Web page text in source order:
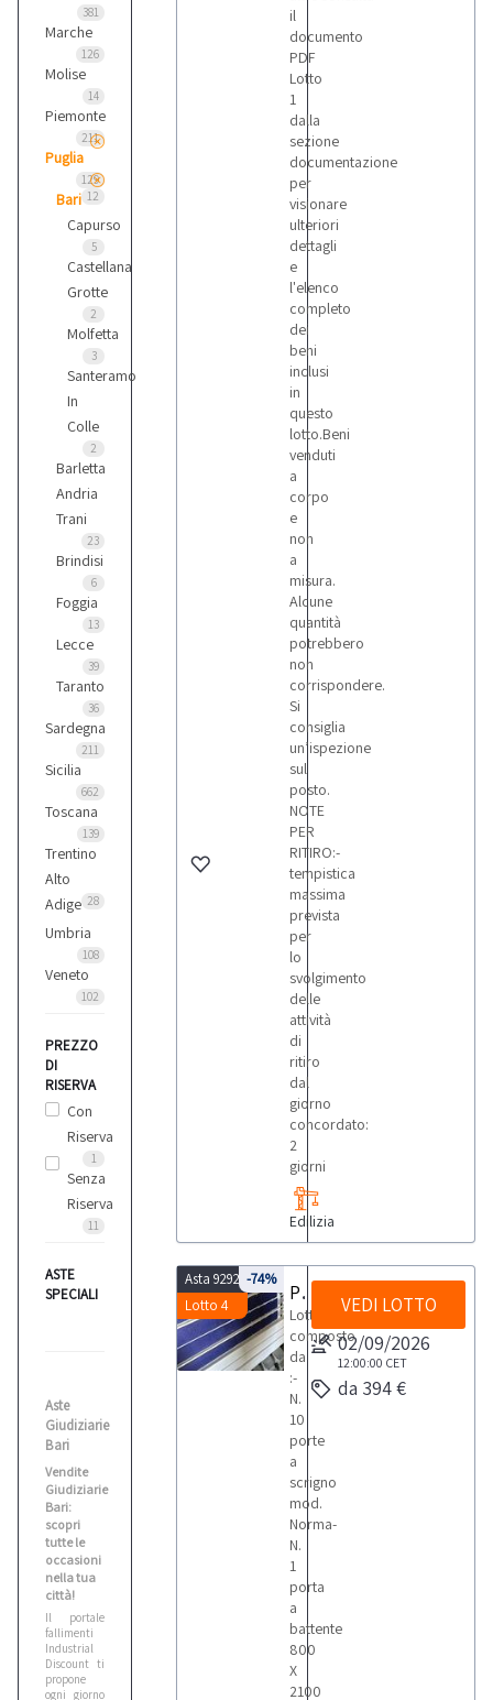
381
Marche
126
Molise
14
Piemonte
211
Puglia
129
Bari 12
Capurso
5
Castellana
Grotte
2
Molfetta
3
Santeramo
In
Colle
2
Barletta
Andria
Trani
23
Brindisi
6
Foggia
13
Lecce
39
Taranto
36
Sardegna
211
Sicilia
662
Toscana
139
Trentino
Alto
Adige 28
Umbria
108
Veneto
102
PREZZO
DI
RISERVA
Con
Riserva
1
Senza
Riserva
11
ASTE
SPECIALI
Aste
Giudiziarie
Bari
Vendite
Giudiziarie
Bari:
scopri
tutte le
occasioni
nella tua
città!
Il portale
fallimenti
Industrial
Discount ti
propone
ogni giorno
il
documento
PDF
Lotto
1
dalla
sezione
documentazione
per
visionare
ulteriori
dettagli
e
l'elenco
completo
dei
beni
inclusi
in
questo
lotto.Beni
venduti
a
corpo
e
non
a
misura.
Alcune
quantità
potrebbero
non
corrispondere.
Si
consiglia
un’ispezione
sul
posto.
NOTE
PER
RITIRO:-
tempistica
massima
prevista
per
lo
svolgimento
delle
attività
di
ritiro
dal
giorno
concordato:
2
giorni
Edilizia
Asta 9292
Lotto 4
-74%
Porte a scrigno e battenti
Lotto
composto
da
:-
N.
10
porte
a
scrigno
mod.
Norma-
N.
1
porta
a
battente
800
X
2100
VEDI LOTTO
02/09/2026
12:00:00 CET
da 394 €